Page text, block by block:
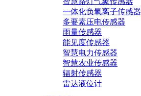
一体化负氧离子传感器
多要素压电传感器
雨量传感器
能见度传感器
智慧电力传感器
智慧农业传感器
辐射传感器
雷达液位计